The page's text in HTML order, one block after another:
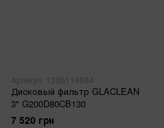
Артикул: 1306119884
Дисковый фильтр GLACLEAN
3" G200D80CB130
7 520 грн